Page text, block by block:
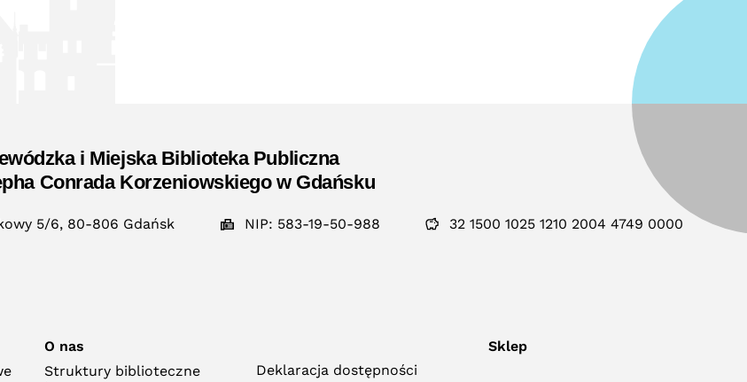
i Miejska Biblioteka Publiczna
Conrada Korzeniowskiego w Gdańsku
5/6, 80-806 Gdańsk NIP: 583-19-50-988 32 1500 1025 1210 2004 4749 0000
O nas
Struktury biblioteczne
Deklaracja dostępności
Sklep